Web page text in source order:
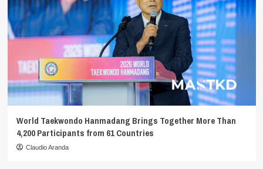
World Taekwondo Hanmadang Brings Together More Than
4,200 Participants from 61 Countries
Claudio Aranda